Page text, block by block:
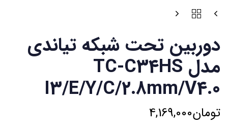
دوربین تحت شبکه تیاندی
مدل TC-C34HS
I3/E/Y/C/2.8mm/V4.0
تومان4,169,000